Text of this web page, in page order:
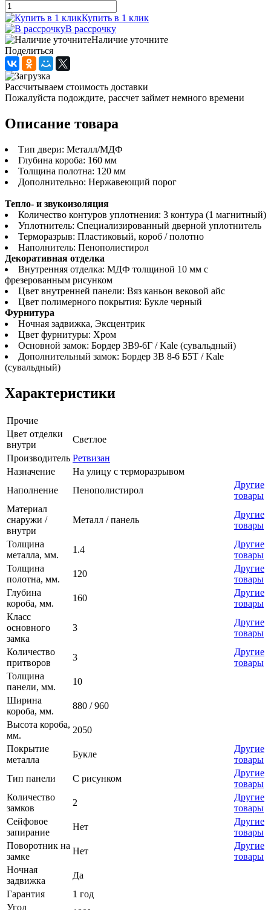
Купить в 1 клик
В рассрочку
Наличие уточните
Поделиться
Рассчитываем стоимость доставки
Пожалуйста подождите, рассчет займет немного времени
Описание товара
Тип двери: Металл/МДФ
Глубина короба: 160 мм
Толщина полотна: 120 мм
Дополнительно: Нержавеющий порог
Тепло- и звукоизоляция
Количество контуров уплотнения: 3 контура (1 магнитный)
Уплотнитель: Специализированный дверной уплотнитель
Терморазрыв: Пластиковый, короб / полотно
Наполнитель: Пенополистирол
Декоративная отделка
Внутренняя отделка: МДФ толщиной 10 мм с
фрезерованным рисунком
Цвет внутренней панели: Вяз каньон вековой айс
Цвет полимерного покрытия: Букле черный
Фурнитура
Ночная задвижка, Эксцентрик
Цвет фурнитуры: Хром
Основной замок: Бордер 3В9-6Г / Kale (сувальдный)
Дополнительный замок: Бордер 3В 8-6 Б5Т / Kale
(сувальдный)
Характеристики
Прочие
Цвет отделки
внутри
Светлое
Производитель Ретвизан
Назначение
На улицу с терморазрывом
Наполнение
Пенополистирол
Другие
товары
Материал
снаружи /
внутри
Металл / панель
Другие
товары
Толщина
металла, мм.
1.4
Другие
товары
Толщина
полотна, мм.
120
Другие
товары
Глубина
короба, мм.
160
Другие
товары
Класс
основного
замка
3
Другие
товары
Количество
притворов
3
Другие
товары
Толщина
панели, мм.
10
Ширина
короба, мм.
880 / 960
Высота короба,
мм.
2050
Покрытие
металла
Букле
Другие
товары
Тип панели
С рисунком
Другие
товары
Количество
замков
2
Другие
товары
Сейфовое
запирание
Нет
Другие
товары
Поворотник на
замке
Нет
Другие
товары
Ночная
задвижка
Да
Гарантия
1 год
Угол